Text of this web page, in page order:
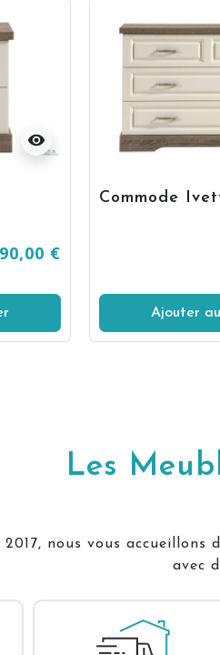
visibility
€
Commode
Ajouter
Les
2017, nous vous
avec